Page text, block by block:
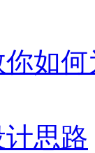
如
思路